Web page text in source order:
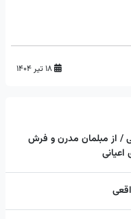
/ از مبلمان مدرن و فرش